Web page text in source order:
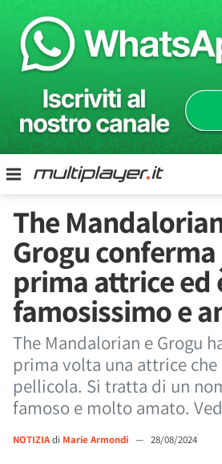
The
Grogu
prima attrice ed
famosissimo e
The Mandalorian e Grogu
prima volta una attrice
pellicola. Si tratta di un
famoso e molto amato.
NOTIZIAdi Marie Armondi — 28/08/2024